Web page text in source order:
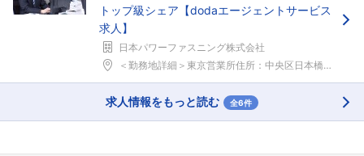
トップ級シェア【dodaエージェントサービス
求人】
日本パワーファスニング株式会社
＜勤務地詳細＞東京営業所住所：中央区日本橋箱崎町2...
求人情報をもっと読む 全6件